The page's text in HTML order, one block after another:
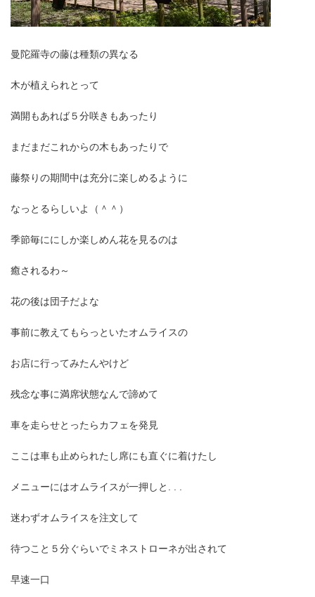
曼陀羅寺の藤は種類の異なる
木が植えられとって
満開もあれば５分咲きもあったり
まだまだこれからの木もあったりで
藤祭りの期間中は充分に楽しめるように
なっとるらしいよ（＾＾）
季節毎ににしか楽しめん花を見るのは
癒されるわ～
花の後は団子だよな
事前に教えてもらっといたオムライスの
お店に行ってみたんやけど
残念な事に満席状態なんで諦めて
車を走らせとったらカフェを発見
ここは車も止められたし席にも直ぐに着けたし
メニューにはオムライスが一押しと. . .
迷わずオムライスを注文して
待つこと５分ぐらいでミネストローネが出されて
早速一口